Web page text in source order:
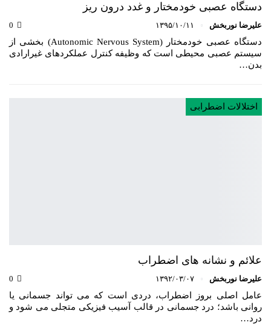
دستگاه عصبی خودمختار و غدد درون ریز
علیرضا نوربخش ۱۳۹۵/۱۰/۱۱
دستگاه عصبی خودمختار (Autonomic Nervous System) بخشی از
سیستم عصبی محیطی است که وظیفه کنترل عملکردهای غیرارادی
بدن…
اختلالات اضطرابی
علائم و نشانه های اضطراب
علیرضا نوربخش ۱۳۹۲/۰۳/۰۷
عامل اصلی بروز اضطراب، دردی است که می تواند جسمانی یا
روانی باشد؛ درد جسمانی در قالب آسیب فیزیکی متجلی می شود و
درد…